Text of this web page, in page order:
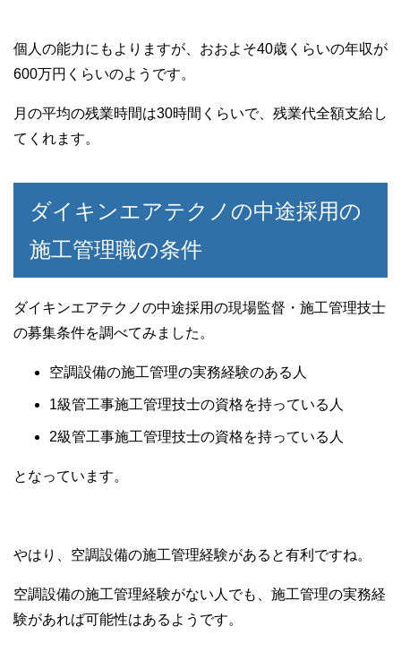
個人の能力にもよりますが、おおよそ40歳くらいの年収が
600万円くらいのようです。
月の平均の残業時間は30時間くらいで、残業代全額支給し
てくれます。
ダイキンエアテクノの中途採用の
施工管理職の条件
ダイキンエアテクノの中途採用の現場監督・施工管理技士
の募集条件を調べてみました。
空調設備の施工管理の実務経験のある人
1級管工事施工管理技士の資格を持っている人
2級管工事施工管理技士の資格を持っている人
となっています。
やはり、空調設備の施工管理経験があると有利ですね。
空調設備の施工管理経験がない人でも、施工管理の実務経
験があれば可能性はあるようです。